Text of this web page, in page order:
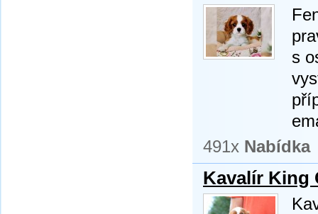
s
491x Nabídka
Kavalír King